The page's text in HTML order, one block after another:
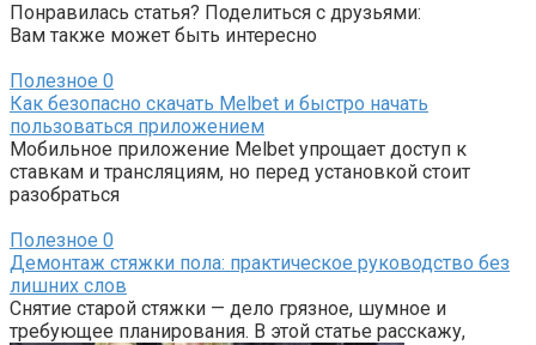
Понравилась статья? Поделиться с друзьями:
Вам также может быть интересно
Полезное 0
Как безопасно скачать Melbet и быстро начать
пользоваться приложением
Мобильное приложение Melbet упрощает доступ к
ставкам и трансляциям, но перед установкой стоит
разобраться
Полезное 0
Демонтаж стяжки пола: практическое руководство без
лишних слов
Снятие старой стяжки — дело грязное, шумное и
требующее планирования. В этой статье расскажу,